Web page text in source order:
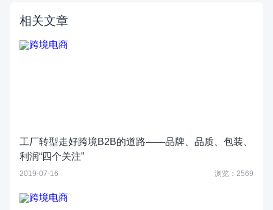
相关文章
工厂转型走好跨境B2B的道路——品牌、品质、包装、
利润“四个关注”
2019-07-16 浏览：2569